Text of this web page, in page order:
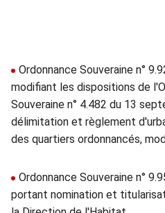
Ordonnance Souveraine n°
modifiant les dispositions de
Souveraine n° 4.482 du 13
délimitation et règlement
des quartiers ordonnancés,
Ordonnance Souveraine n°
portant nomination et